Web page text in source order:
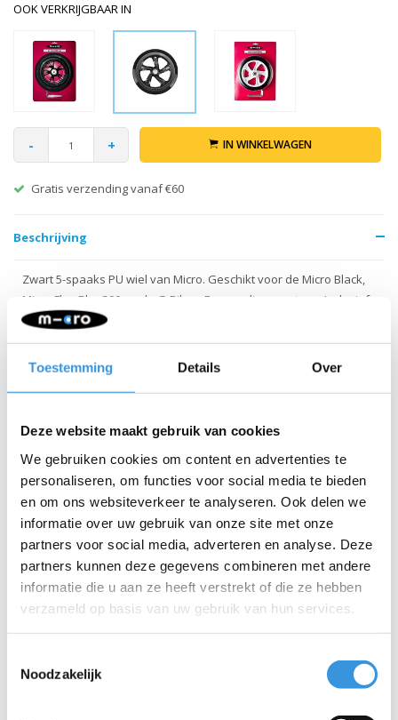
Toestemming Details Over
Deze website maakt gebruik van cookies
We gebruiken cookies om content en advertenties te
personaliseren, om functies voor social media te bieden
en om ons websiteverkeer te analyseren. Ook delen we
informatie over uw gebruik van onze site met onze
partners voor social media, adverteren en analyse. Deze
partners kunnen deze gegevens combineren met andere
informatie die u aan ze heeft verstrekt of die ze hebben
verzameld op basis van uw gebruik van hun services.
Noodzakelijk
OOK VERKRIJGBAAR IN
- + IN WINKELWAGEN
Gratis verzending vanaf €60
Beschrijving
Zwart 5-spaaks PU wiel van Micro. Geschikt voor de Micro Black,
Micro Flex Blue200 en de G-Bike+. Eenvoudige montage. Inclusief
ABEC-5 lagers.
Iets extra's erbij?